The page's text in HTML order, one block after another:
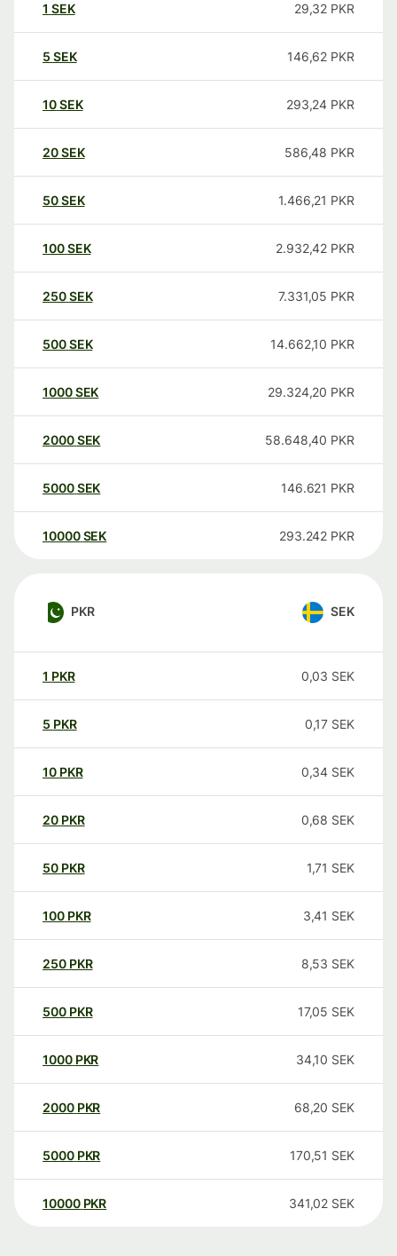
1 SEK 29,32 PKR
5 SEK 146,62 PKR
10SEK 293,24 PKR
20SEK 586,48 PKR
50SEK 1.466,21 PKR
100SEK 2.932,42 PKR
250SEK 7.331,05 PKR
500SEK 14.662,10 PKR
1000SEK 29.324,20 PKR
2000SEK 58.648,40 PKR
5000SEK 146.621 PKR
10000 SEK 293.242 PKR
PKR SEK
1 PKR 0,03 SEK
5 PKR 0,17 SEK
10 PKR 0,34 SEK
20 PKR 0,68 SEK
50 PKR 1,71 SEK
100 PKR 3,41 SEK
250 PKR 8,53 SEK
500 PKR 17,05 SEK
1000 PKR 34,10 SEK
2000 PKR 68,20 SEK
5000 PKR 170,51 SEK
10000 PKR 341,02 SEK